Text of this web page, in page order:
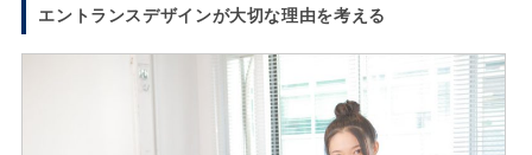
エントランスデザインが大切な理由を考える